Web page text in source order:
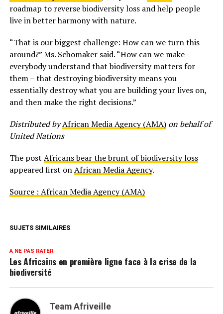
roadmap to reverse biodiversity loss and help people
live in better harmony with nature.
“That is our biggest challenge: How can we turn this
around?” Ms. Schomaker said. “How can we make
everybody understand that biodiversity matters for
them – that destroying biodiversity means you
essentially destroy what you are building your lives on,
and then make the right decisions.”
Distributed byAfrican Media Agency (AMA)on behalf of
United Nations
The post Africans bear the brunt of biodiversity loss
appeared first onAfrican Media Agency.
Source : African Media Agency (AMA)
SUJETS SIMILAIRES
A NE PAS RATER
Les Africains en première ligne face à la crise de la
biodiversité
Team Afriveille